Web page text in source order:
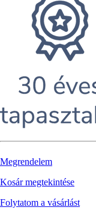
Megrendelem
Kosár megtekintése
Folytatom a vásárlást